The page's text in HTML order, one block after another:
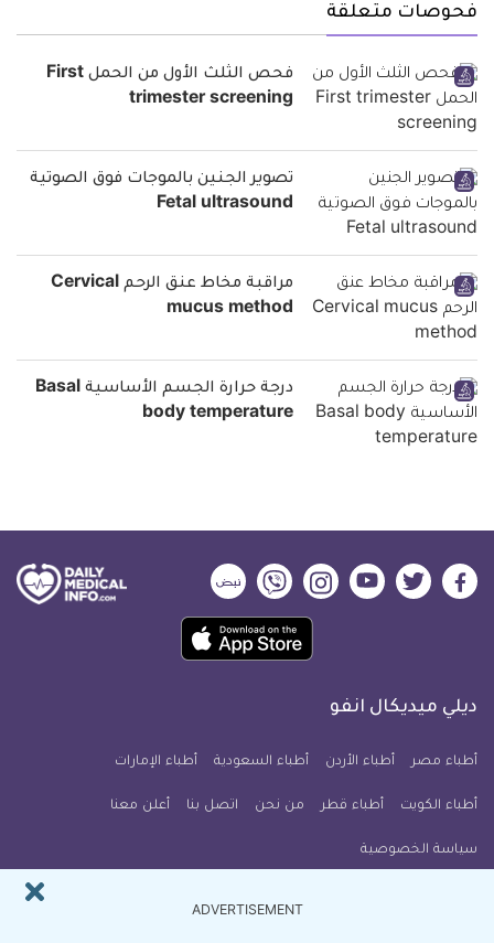
فحوصات متعلقة
فحص الثلث الأول من الحمل First
trimester screening
تصوير الجنين بالموجات فوق الصوتية
Fetal ultrasound
مراقبة مخاط عنق الرحم Cervical
mucus method
درجة حرارة الجسم الأساسية Basal
body temperature
ديلي
فيسبوك
ديلي
تويتر
ديلي
ميديكال
يوتيوب
ديلي
ميديكال
انفو
ديلي
ميديكال
انفو
ديلي
ميديكال
انفو
حمل
تطبيق
معلومة
للآيفون
ديلي ميديكال انفو
أطباء مصر أطباء الأردن أطباء السعودية أطباء الإمارات
أطباء الكويت أطباء قطر من نحن اتصل بنا أعلن معنا
سياسة الخصوصية
ADVERTISEMENT